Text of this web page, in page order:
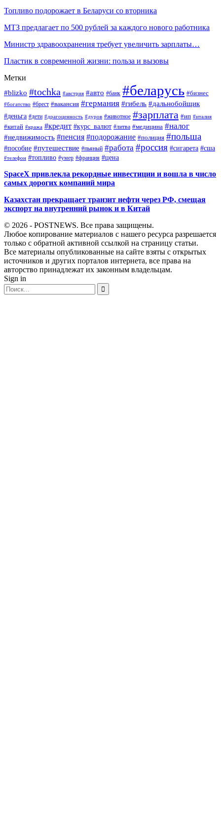
Топливо подорожает в Беларуси со вторника
МТЗ предлагает по 500 рублей за каждого нового работника
Министр здравоохранения требует увеличить зарплаты…
Пластик в современной жизни: польза и вызовы
Метки
#blizko #tochka #австрия #авто #банк #беларусь #бизнес
#богатство #брест #вакансия #германия #гибель #дальнобойщик
#деньга #дети #драгоценность #дуров #животное #зарплата #ип #италия
#китай #кража #кредит #курс_валют #литва #медицина #налог
#недвижимость #пенсия #подорожание #полиция #польша
#пособие #путешествие #пьяный #работа #россия #сигарета #сша
#телефон #топливо #умер #франция #цена
SpaceX привлекла рекордные инвестиции и вошла в число
самых дорогих компаний мира
Казахстан прекращает транзит нефти через РФ, смещая
экспорт на внутренний рынок и в Китай
© 2026 - POSTNEWS. Все права защищены.
Любое копирование материалов с нашего ресурса разрешается
только с обратной активной ссылкой на страницу статьи.
Все материалы опубликованные на сайте взяты с открытых
источников и других порталов интернета, все права на
авторство принадлежат их законным владельцам.
Sign in